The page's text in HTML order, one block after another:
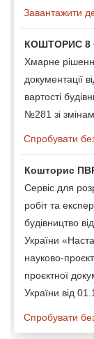
Завантажити
КОШТОРИС 8
Хмарне
документації
вартості
№281 зі
Спробувати
Кошторис
Сервіс для
робіт та
будівництво
України
науково-
проєктної
України від
Спробувати